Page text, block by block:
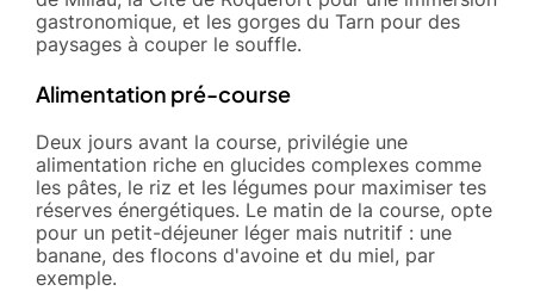
gastronomique, et les gorges du Tarn pour des
paysages à couper le souffle.
Alimentation pré-course
Deux jours avant la course, privilégie une
alimentation riche en glucides complexes comme
les pâtes, le riz et les légumes pour maximiser tes
réserves énergétiques. Le matin de la course, opte
pour un petit-déjeuner léger mais nutritif : une
banane, des flocons d'avoine et du miel, par
exemple.